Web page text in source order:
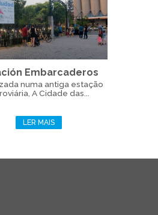
Embarcaderos
numa antiga estação
A Cidade das...
LER MAIS